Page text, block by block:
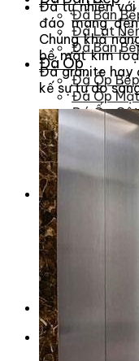
Đá Bàn
Đá Lát
Đá Bàn
Đá Ốp
Đá Ốp Bếp
Đá Ốp
Đá Ốp Cột
Đá Ốp Mộ
Đá Ốp
Đá Ốp
Đá Ốp
Tranh đá
Tranh Đá
Tranh Đá
Tranh Đá
Tranh Đá
Tranh Đá
Vách Tivi
Đá Nhân Tạo
0
Đá tự nhiên
đáo mang
Chúng khả
bề mặt kim
Đá granite hay
kế sự tự do